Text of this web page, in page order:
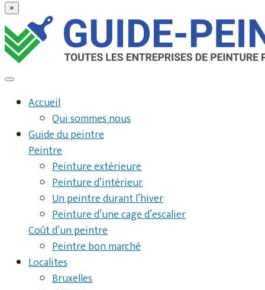
×
Accueil
Qui sommes nous
Guide du peintre
Peintre
Peinture extérieure
Peinture d’intérieur
Un peintre durant l’hiver
Peinture d’une cage d’escalier
Coût d’un peintre
Peintre bon marché
Localites
Bruxelles